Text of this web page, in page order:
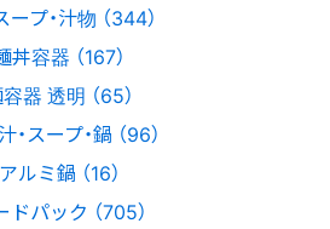
ープ・汁物 （344）
丼容器 （167）
器 透明 （65）
・スープ・鍋 （96）
アルミ鍋 （16）
ドパック （705）